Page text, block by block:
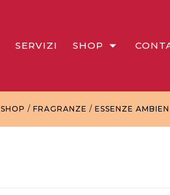
SERVIZI SHOP
SHOP / FRAGRANZE / ESSENZE